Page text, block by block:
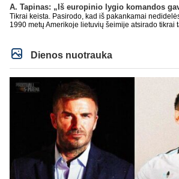
Tikrai keista. Pasirodo, kad iš pakankamai
1990 metų Amerikoje lietuvių šeimije atsirado tikrai
kovoje, dar ir antrame aukšte neblogai atrodantis,
dažniausiai teisingus sprendimus, ir dar turintis
net tokie talentai ’uždera’ gal kartą per dešimtmetį
Dienos nuotrauka